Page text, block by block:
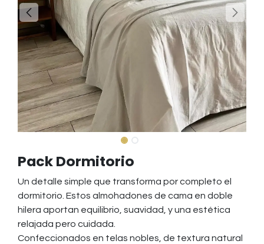
Pack Dormitorio
Un detalle simple que transforma por completo el
dormitorio. Estos almohadones de cama en doble
hilera aportan equilibrio, suavidad, y una estética
relajada pero cuidada.
Confeccionados en telas nobles, de textura natural